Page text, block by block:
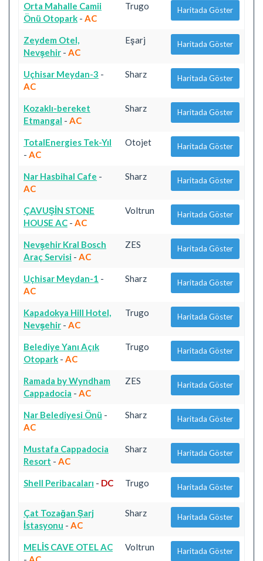
Orta Mahalle Camii
Önü Otopark - AC
Trugo Haritada Göster
Zeydem Otel,
Nevşehir - AC
Eşarj Haritada Göster
Uçhisar Meydan-3 -
AC
Sharz Haritada Göster
Kozaklı-bereket
Etmangal - AC
Sharz Haritada Göster
TotalEnergies Tek-Yıl
- AC
Otojet Haritada Göster
Nar Hasbihal Cafe -
AC
Sharz Haritada Göster
ÇAVUŞİN STONE
HOUSE AC - AC
Voltrun Haritada Göster
Nevşehir Kral Bosch
Araç Servisi - AC
ZES Haritada Göster
Uçhisar Meydan-1 -
AC
Sharz Haritada Göster
Kapadokya Hill Hotel,
Nevşehir - AC
Trugo Haritada Göster
Belediye Yanı Açık
Otopark - AC
Trugo Haritada Göster
Ramada by Wyndham
Cappadocia - AC
ZES Haritada Göster
Nar Belediyesi Önü -
AC
Sharz Haritada Göster
Mustafa Cappadocia
Resort - AC
Sharz Haritada Göster
Shell Peribacaları - DC Trugo Haritada Göster
Çat Tozağan Şarj
İstasyonu - AC
Sharz Haritada Göster
MELİS CAVE OTEL AC
Voltrun Haritada Göster